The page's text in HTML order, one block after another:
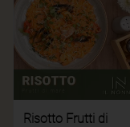
Risotto Frutti di